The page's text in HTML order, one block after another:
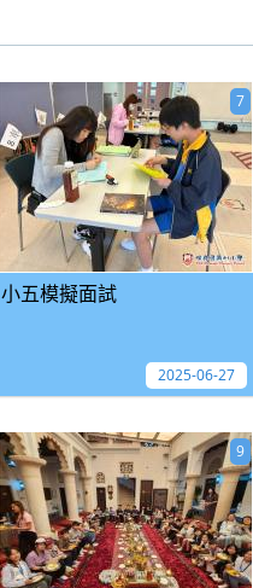
小五模擬面試
7
2025-06-27
9